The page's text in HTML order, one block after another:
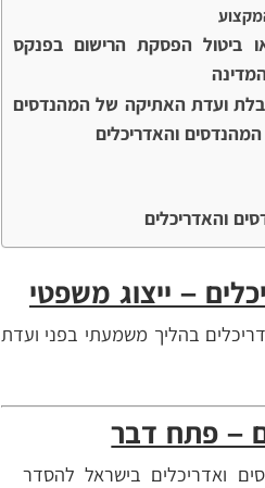
ביטול הפסקת הרישום בפנקס
ועדת האתיקה של המהנדסים
והאדריכלים
והאדריכלים
– ייצוג משפטי
בהליך משמעתי בפני ועדת
– פתח דבר
ואדריכלים בישראל להסדר